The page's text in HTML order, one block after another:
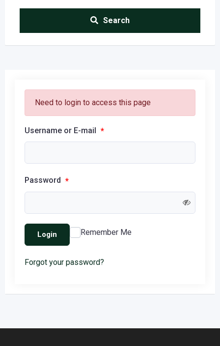
Search
Need to login to access this page
Username or E-mail *
Password *
Login Remember Me
Forgot your password?